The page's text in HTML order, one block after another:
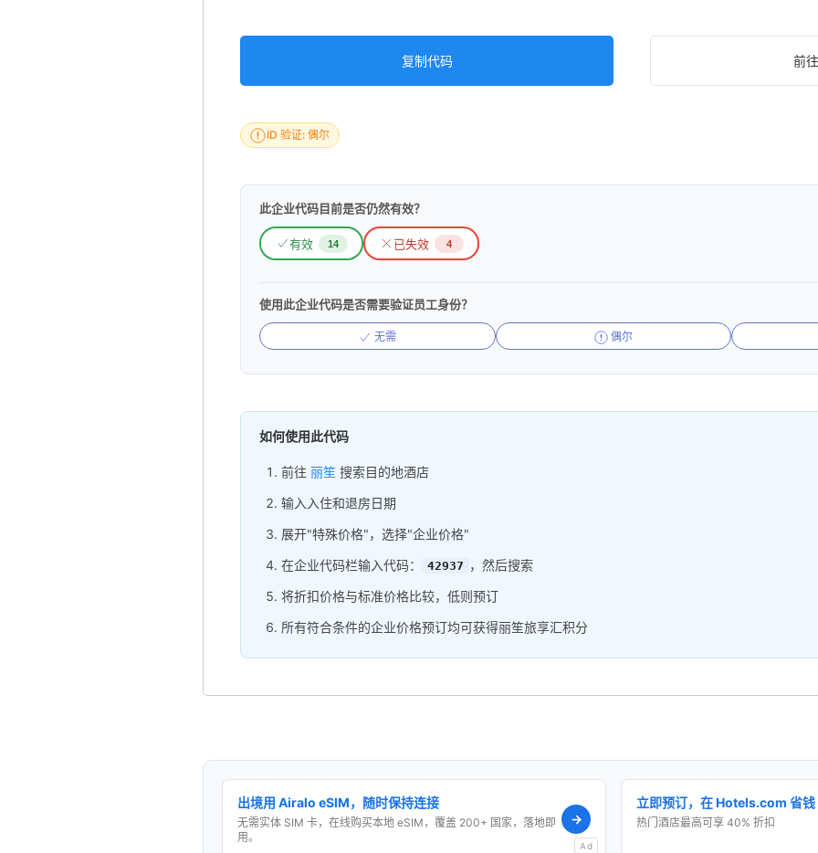
复制代码 前
ID 验证: 偶尔
此企业代码目前是否仍然有效？
有效 14 已失效 4
使用此企业代码是否需要验证员工身份？
无需 偶尔
如何使用此代码
前往 丽笙 搜索目的地酒店
输入入住和退房日期
展开"特殊价格"，选择"企业价格"
在企业代码栏输入代码：
42937 ，然后搜索
将折扣价格与标准价格比较，低则预订
所有符合条件的企业价格预订均可获得丽笙旅享汇积分
出境用 Airalo eSIM，随时保持连接
无需实体 SIM 卡，在线购买本地 eSIM，覆盖 200+ 国家，落地即
用。
→
Ad
立即预订，在 Hotels.com 省钱
热门酒店最高可享 40% 折扣